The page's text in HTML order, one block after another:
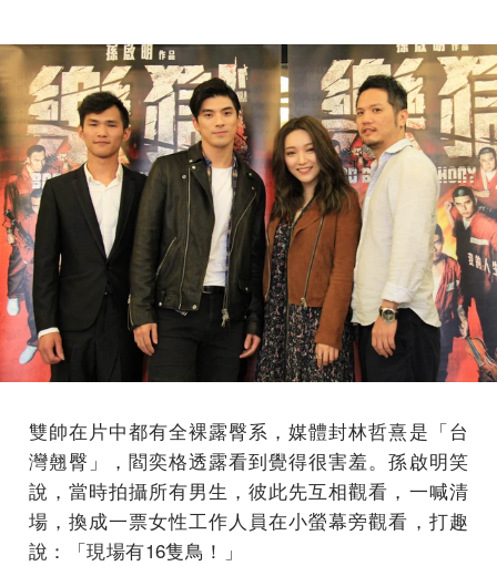
雙帥在片中都有全裸露臀系，媒體封林哲熹是「台
灣翹臀」，閻奕格透露看到覺得很害羞。孫啟明笑
說，當時拍攝所有男生，彼此先互相觀看，一喊清
場，換成一票女性工作人員在小螢幕旁觀看，打趣
說：「現場有16隻鳥！」